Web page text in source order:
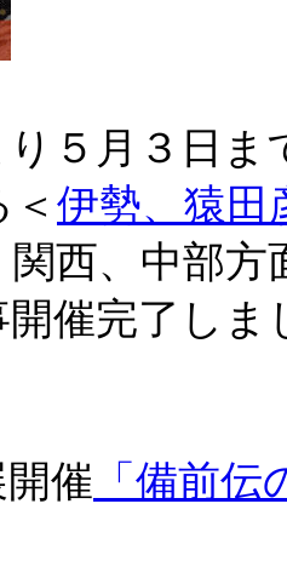
り５月３日
伊勢、猿田
関西、中部
開催完了し
催 「備前